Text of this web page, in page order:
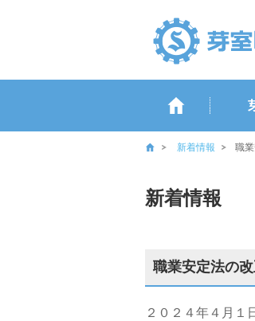
新着情報 職
新着情報
職業安定法の
２０２４年４月１